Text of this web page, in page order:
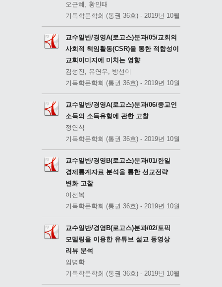
오근혜, 황인태
기독학문학회 (통권 36호) - 2019년 10월
교수일반/경영A(로고스)분과/05/교회의
사회적 책임활동(CSR)을 통한 적합성이
교회이미지에 미치는 영향
김성진, 유연우, 방선이
기독학문학회 (통권 36호) - 2019년 10월
교수일반/경영A(로고스)분과/06/종교인
소득의 소득유형에 관한 고찰
정연식
기독학문학회 (통권 36호) - 2019년 10월
교수일반/경영B(로고스)분과/01/한일
경제통계자료 분석을 통한 선교전략
변화 고찰
이선복
기독학문학회 (통권 36호) - 2019년 10월
교수일반/경영B(로고스)분과/02/토픽
모델링을 이용한 유튜브 설교 동영상
리뷰 분석
임병학
기독학문학회 (통권 36호) - 2019년 10월